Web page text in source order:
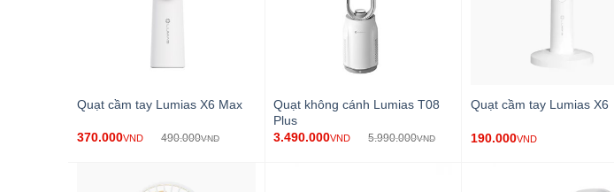
Quạt cầm tay Lumias X6 Max
370.000VND 490.000VND
Quạt không cánh Lumias T08
Plus
3.490.000VND 5.990.000VND
Quạt cầm tay Lumias X6
190.000VND